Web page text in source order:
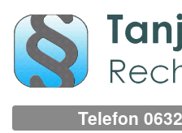
Telefon